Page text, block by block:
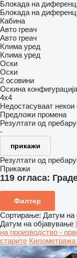
Блокада на
Блокада на
Кабина
Авто греач
Авто греач
Клима уред
Клима уред
Оски
Оски
2 осовини
Оскина конфигурација
4x4
Недостасуваат
Предложи промена
Резултати од
-
прикажи
Резултати од
Прикажи
119 огласа:
Филтер
Сортирање: Датум на
Датум на објавување
на производство -
старите